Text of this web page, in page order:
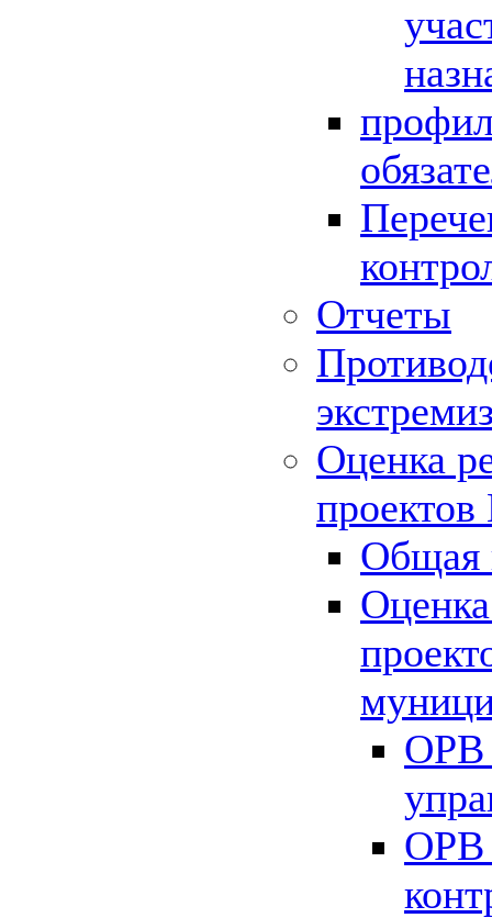
Отчеты
Оценка
Общая
ОРВ
ОРВ